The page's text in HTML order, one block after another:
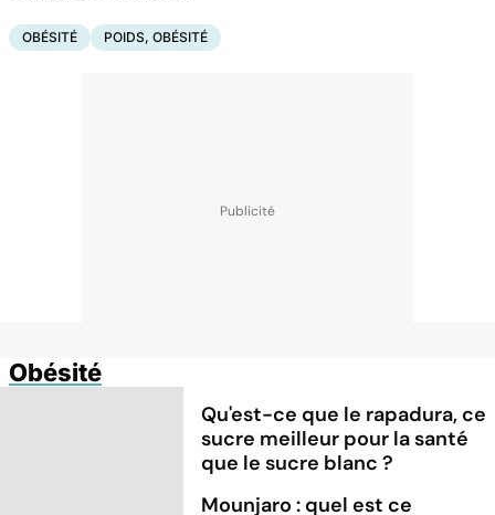
OBÉSITÉ POIDS, OBÉSITÉ
Obésité
Qu'est-ce que le rapadura, ce
sucre meilleur pour la santé
que le sucre blanc ?
Mounjaro : quel est ce